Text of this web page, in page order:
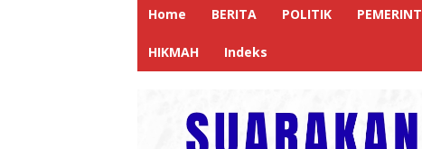
Home BERITA POLITIK
HIKMAH Indeks